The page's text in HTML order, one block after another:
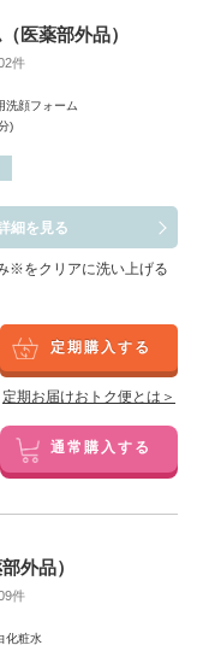
医薬部外品）
件
顔フォーム
)
細を見る
※をクリアに洗い上げる
定期購入する
定期お届けおトク便とは＞
通常購入する
外品）
件
粧水